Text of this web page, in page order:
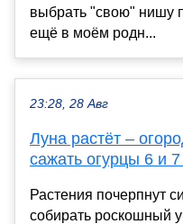
выбрать "свою" нишу
ещё в моём родн...
23:28, 28 Авг
Луна растёт –
сажать огурцы 6 и
Растения почерпнут
собирать роскошный